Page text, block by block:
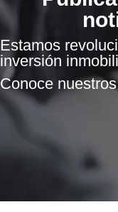
Estamos
inversión
Conoce